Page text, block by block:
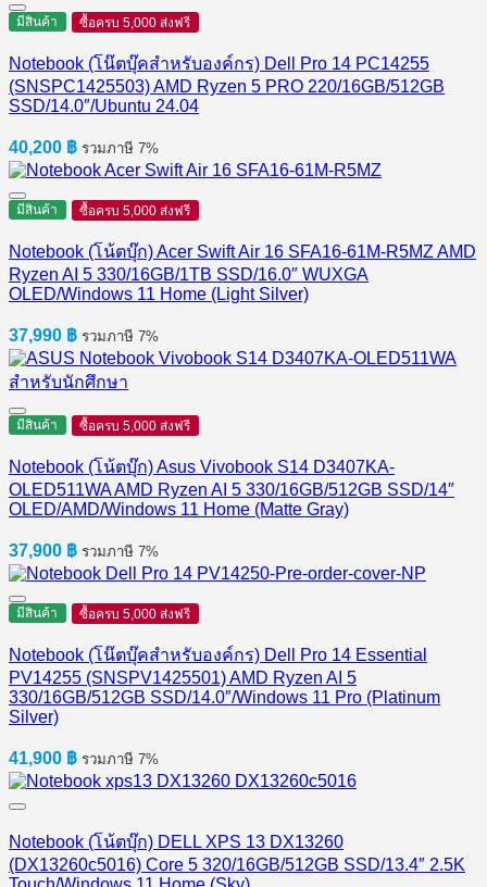
มีสินค้า ซื้อครบ 5,000 ส่งฟรี
Notebook (โน๊ตบุ๊คสำหรับองค์กร) Dell Pro 14 PC14255
(SNSPC1425503) AMD Ryzen 5 PRO 220/16GB/512GB
SSD/14.0″/Ubuntu 24.04
40,200 ฿ รวมภาษี 7%
มีสินค้า ซื้อครบ 5,000 ส่งฟรี
Notebook (โน้ตบุ๊ก) Acer Swift Air 16 SFA16-61M-R5MZ AMD
Ryzen AI 5 330/16GB/1TB SSD/16.0″ WUXGA
OLED/Windows 11 Home (Light Silver)
37,990 ฿ รวมภาษี 7%
มีสินค้า ซื้อครบ 5,000 ส่งฟรี
Notebook (โน้ตบุ๊ก) Asus Vivobook S14 D3407KA-
OLED511WA AMD Ryzen AI 5 330/16GB/512GB SSD/14″
OLED/AMD/Windows 11 Home (Matte Gray)
37,900 ฿ รวมภาษี 7%
มีสินค้า ซื้อครบ 5,000 ส่งฟรี
Notebook (โน๊ตบุ๊คสำหรับองค์กร) Dell Pro 14 Essential
PV14255 (SNSPV1425501) AMD Ryzen AI 5
330/16GB/512GB SSD/14.0″/Windows 11 Pro (Platinum
Silver)
41,900 ฿ รวมภาษี 7%
Notebook (โน้ตบุ๊ก) DELL XPS 13 DX13260
(DX13260c5016) Core 5 320/16GB/512GB SSD/13.4″ 2.5K